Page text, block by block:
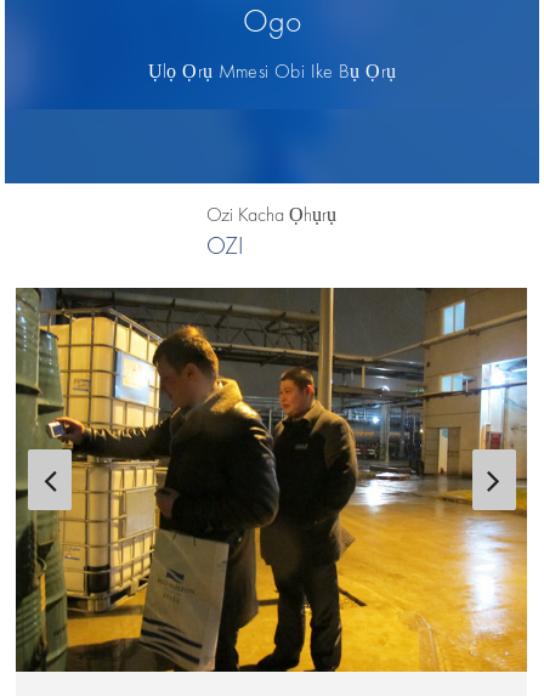
Ogo
Ụlọ Ọrụ Mmesi Obi Ike Bụ Ọrụ
Ozi Kacha Ọhụrụ
OZI